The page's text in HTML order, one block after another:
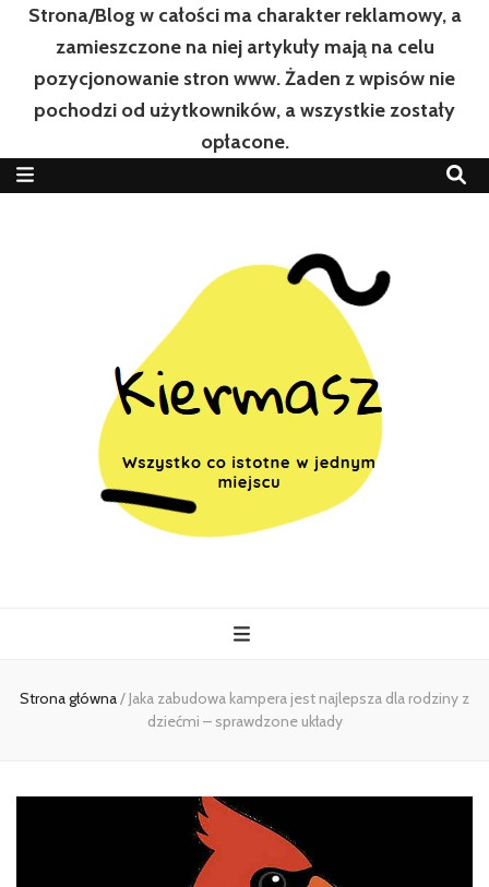
Strona/Blog w całości ma charakter reklamowy, a
zamieszczone na niej artykuły mają na celu
pozycjonowanie stron www. Żaden z wpisów nie
pochodzi od użytkowników, a wszystkie zostały
opłacone.
Strona główna/Jaka zabudowa kampera jest najlepsza dla rodziny z
dziećmi – sprawdzone układy